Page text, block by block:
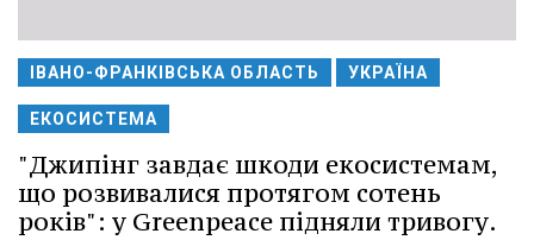
ІВАНО-ФРАНКІВСЬКА ОБЛАСТЬ УКРАЇНА
ЕКОСИСТЕМА
"Джипінг завдає шкоди екосистемам,
що розвивалися протягом сотень
років": у Greenpeace підняли тривогу.